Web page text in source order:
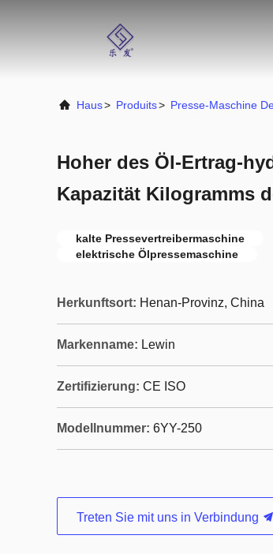
Haus> Produits> Presse-Maschine
Hoher des Öl-Ertrag-
Kapazität Kilogramms
kalte Pressevertreibermaschine
elektrische Ölpressemaschine
Herkunftsort: Henan-Provinz, China
Markenname: Lewin
Zertifizierung: CE ISO
Modellnummer: 6YY-250
Treten Sie mit uns in Verbindung